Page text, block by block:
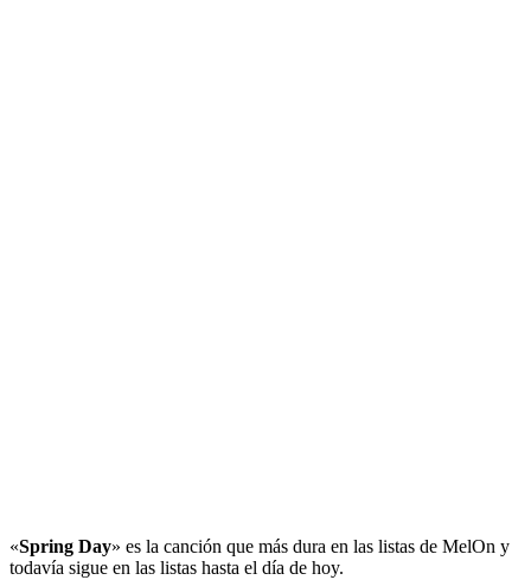
«Spring Day» es la canción que más dura en las listas de MelOn y
todavía sigue en las listas hasta el día de hoy.